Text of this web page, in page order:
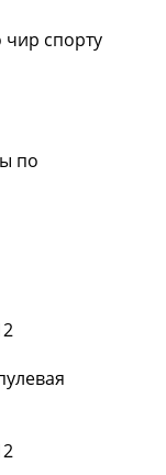
спорту
по